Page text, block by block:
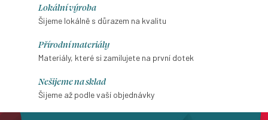
Lokální výroba
Šijeme lokálně s důrazem na kvalitu
Přírodní materiály
Materiály, které si zamilujete na první dotek
Nešijeme na sklad
Šijeme až podle vaší objednávky